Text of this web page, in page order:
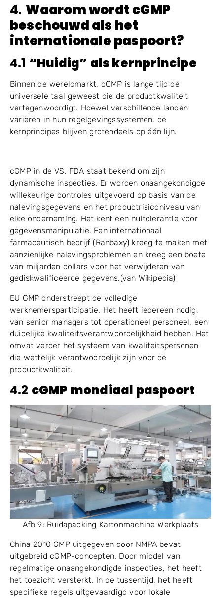
4. Waarom wordt cGMP
beschouwd als het
internationale paspoort?
4.1 “Huidig” als kernprincipe
Binnen de wereldmarkt, cGMP is lange tijd de
universele taal geweest die de productkwaliteit
vertegenwoordigt. Hoewel verschillende landen
variëren in hun regelgevingssystemen, de
kernprincipes blijven grotendeels op één lijn.
cGMP in de VS. FDA staat bekend om zijn
dynamische inspecties. Er worden onaangekondigde
willekeurige controles uitgevoerd op basis van de
nalevingsgegevens en het productrisiconiveau van
elke onderneming. Het kent een nultolerantie voor
gegevensmanipulatie. Een internationaal
farmaceutisch bedrijf (Ranbaxy) kreeg te maken met
aanzienlijke nalevingsproblemen en kreeg een boete
van miljarden dollars voor het verwijderen van
gediskwalificeerde gegevens.(van Wikipedia)
EU GMP onderstreept de volledige
werknemersparticipatie. Het heeft iedereen nodig,
van senior managers tot operationeel personeel, een
duidelijke kwaliteitsverantwoordelijkheid hebben. Het
omvat verder het systeem van kwaliteitspersonen
die wettelijk verantwoordelijk zijn voor de
productkwaliteit.
4.2 cGMP mondiaal paspoort
Afb 9: Ruidapacking Kartonmachine Werkplaats
China 2010 GMP uitgegeven door NMPA bevat
uitgebreid cGMP-concepten. Door middel van
regelmatige onaangekondigde inspecties, het heeft
het toezicht versterkt. In de tussentijd, het heeft
specifieke regels uitgevaardigd voor lokale